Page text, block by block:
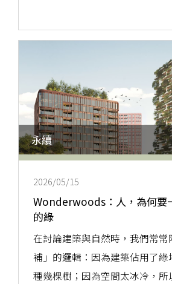
永續
2026/05/15
Wonderwoods：人，為何要
的綠
在討論建築與自然時，我們常常
補」的邏輯：因為建築佔用了綠
種幾棵樹；因為空間太冰冷，所